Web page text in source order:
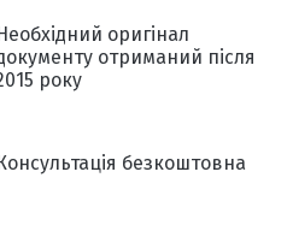
оригінал
отриманий після
року
безкоштовна